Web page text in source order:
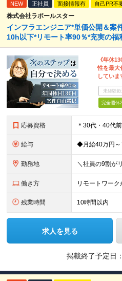
NEW 正社員 面接情報有 自己PR不
株式会社ラポールスター
インフラエンジニア*単価公開＆案
10h以下*リモート率90％*充実の福
《年休
性を最大
していま
未経験歓
完全週休
応募資格
給与
勤務地
働き方 リモートワーク
残業時間 10時間以内
求人を見る
掲載終了予定日：